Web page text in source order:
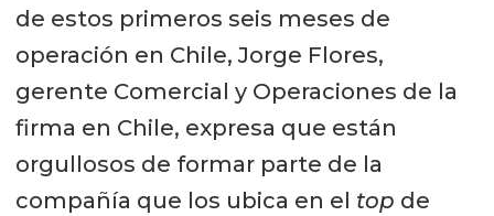
de estos primeros seis meses de
operación en Chile, Jorge Flores,
gerente Comercial y Operaciones de la
firma en Chile, expresa que están
orgullosos de formar parte de la
compañía que los ubica en el top de